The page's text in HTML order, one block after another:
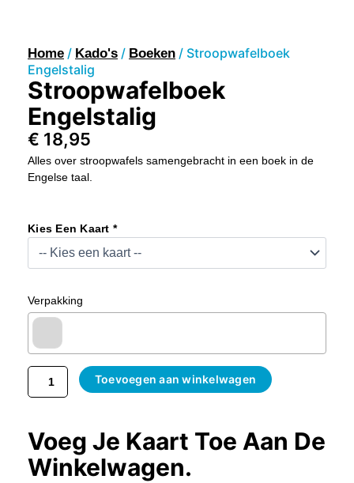
Home / Kado's / Boeken / Stroopwafelboek
Engelstalig
Stroopwafelboek
Engelstalig
€ 18,95
Alles over stroopwafels samengebracht in een boek in de
Engelse taal.
Kies Een Kaart *
Verpakking
Engelstalig
Aantal
Toevoegen aan winkelwagen
Voeg Je Kaart Toe Aan De
Winkelwagen.